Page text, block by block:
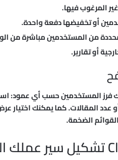
المرغوب فيها.
أو تخفيضها دفعة واحدة.
من المستخدمين مباشرة من
أو تقارير.
فرز المستخدمين حسب أي عمود:
الضخمة.